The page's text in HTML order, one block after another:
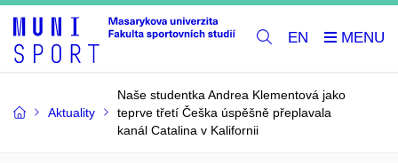
EN
Aktuality
Naše studentka Andrea Klementová jako
teprve třetí Češka úspěšně přeplavala
kanál Catalina v Kalifornii